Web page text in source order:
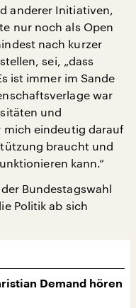
anderer Initiativen,
nur noch als Open
nach kurzer
sei, „dass
ist immer im Sande
war
und
eindeutig darauf
braucht und
kann.“
Bundestagswahl
Politik ab sich
Demand hören